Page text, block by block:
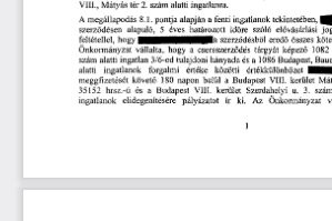
VIII., Mátyás ter 2. szám alatti ingatlanra.
A megállapodás 8.1. pontja alapján a fenti ingatlanok tekintetében,
szerződésen alapuló, 5 éves határozott időre szóló elővásárlási
feltétellel,
szerződésből eredő összes
Önkormányzat vállalta, hogy a csereszerződés tárgyát képező 1082
szám alatti ingatlan 3/6-od tulajdoni hányada es a 1086 Budapest,
alatti
ingatlanok forgalmi értéke közötti értékkülönbözet
meggfizetését követő 180 napon belül a Budapest VIII. kerület
35152 hrsz.-a és a Budapest VIII. kerület Szerdahelyi u. 3.
ingatlanok elidegenítésére pályázatot ír ki. Az Önkormányzat